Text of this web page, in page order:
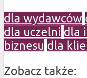
dla wydawców
dla uczelni dla
biznesu dla
Zobacz także: